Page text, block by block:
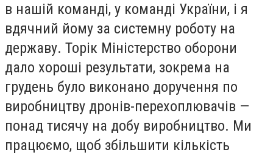
в нашій команді, у команді України, і я
вдячний йому за системну роботу на
державу. Торік Міністерство оборони
дало хороші результати, зокрема на
грудень було виконано доручення по
виробництву дронів-перехоплювачів —
понад тисячу на добу виробництво. Ми
працюємо, щоб збільшити кількість